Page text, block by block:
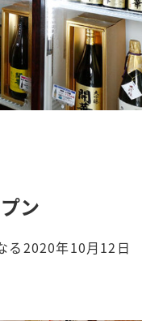
ン
る2020年10月12日